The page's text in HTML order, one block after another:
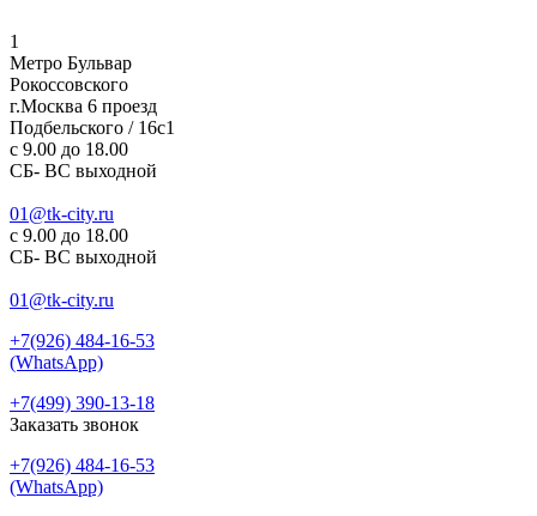
1
Метро Бульвар
Рокоссовского
г.Москва 6 проезд
Подбельского / 16с1
c 9.00 до 18.00
СБ- ВС выходной
01@tk-city.ru
c 9.00 до 18.00
СБ- ВС выходной
01@tk-city.ru
+7(926) 484-16-53
(WhatsApp)
+7(499) 390-13-18
Заказать звонок
+7(926) 484-16-53
(WhatsApp)